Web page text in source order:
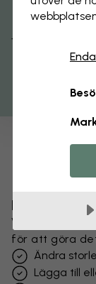
Förändra
Vårt
för att göra
Ändra
Lägga till
Få 15% rabatt